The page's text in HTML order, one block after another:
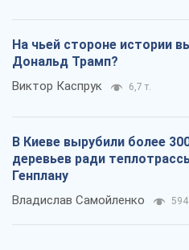
На чьей стороне истории
Дональд Трамп?
Виктор Каспрук 6,7 т.
В Киеве вырубили более
деревьев ради
Генплану
Владислав Самойленко 594